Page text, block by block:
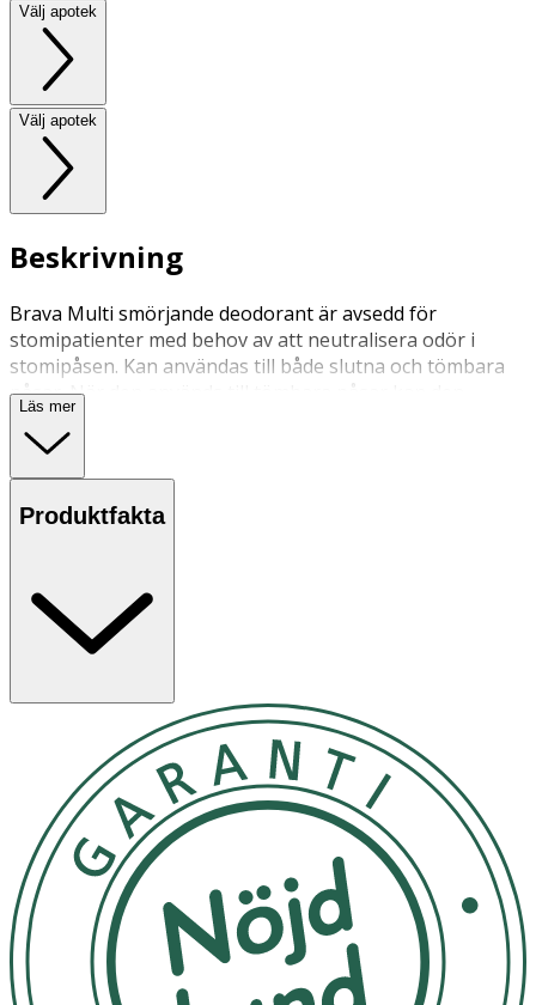
Välj apotek
Välj apotek
Beskrivning
Brava Multi smörjande deodorant är avsedd för
stomipatienter med behov av att neutralisera odör i
stomipåsen. Kan användas till både slutna och tömbara
påsar. När den används till tömbara påsar kan den
smörjande effekten underlätta en mer effektiv och
omfattande tömning.
Läs mer
Produktfakta